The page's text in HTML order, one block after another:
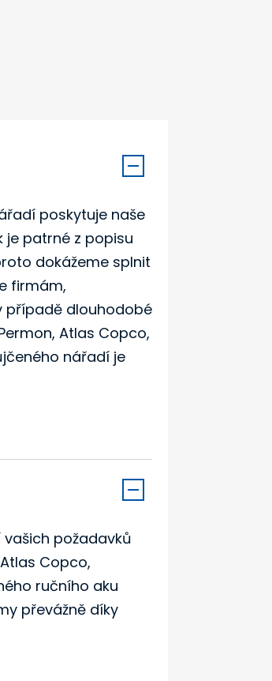
poskytuje naše
patrné z popisu
dokážeme splnit
firmám,
případě dlouhodobé
Atlas Copco,
nářadí je
požadavků
Copco,
ručního aku
převážně díky